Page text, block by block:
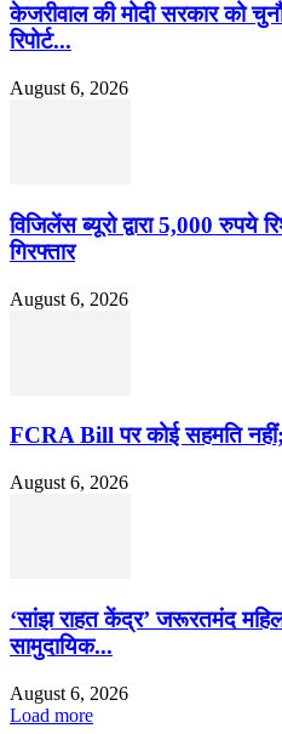
केजरीवाल की मोदी सरकार को
रिपोर्ट...
August 6, 2026
विजिलेंस ब्यूरो द्वारा 5,000 रुपये
गिरफ्तार
August 6, 2026
FCRA Bill पर कोई सहमति नहीं;
August 6, 2026
‘सांझ राहत केंद्र’ जरूरतमंद
सामुदायिक...
August 6, 2026
Load more